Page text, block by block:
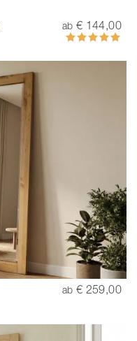
ab € 144,00
Bewertung:
100%
ab € 259,00